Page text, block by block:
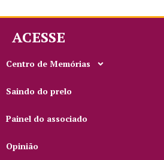
ACESSE
Centro de Memórias
Saindo do prelo
Painel do associado
Opinião